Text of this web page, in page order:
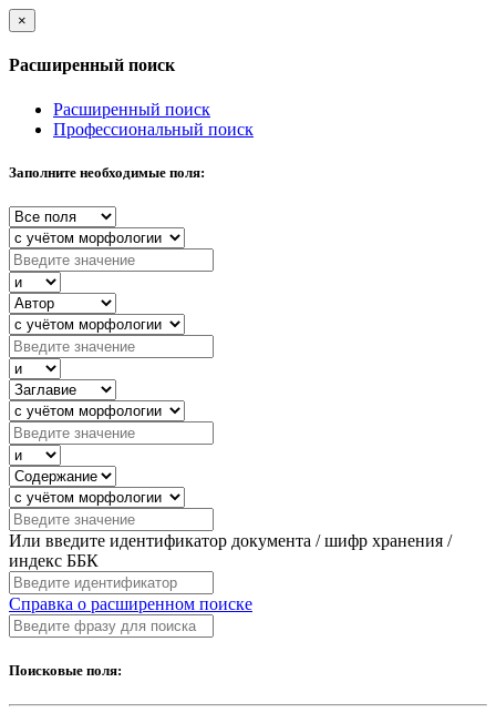
×
Расширенный поиск
Расширенный поиск
Профессиональный поиск
Заполните необходимые поля:
Или введите идентификатор документа / шифр хранения /
индекс ББК
Справка о расширенном поиске
Поисковые поля: